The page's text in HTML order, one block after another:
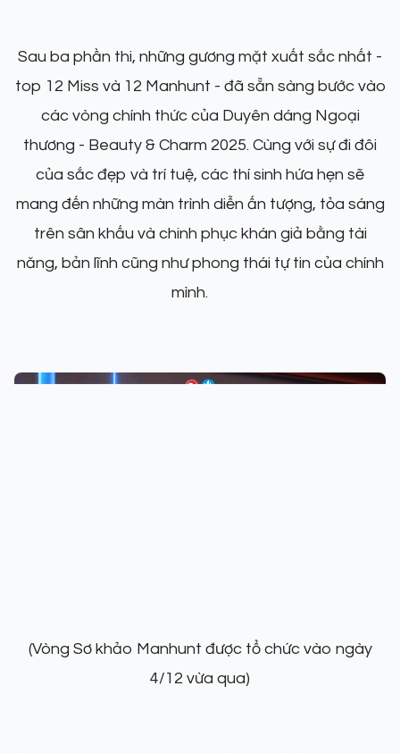
Sau ba phần thi, những gương mặt xuất sắc nhất -
top 12 Miss và 12 Manhunt - đã sẵn sàng bước vào
các vòng chính thức của Duyên dáng Ngoại
thương - Beauty & Charm 2025. Cùng với sự đi đôi
của sắc đẹp và trí tuệ, các thí sinh hứa hẹn sẽ
mang đến những màn trình diễn ấn tượng, tỏa sáng
trên sân khấu và chinh phục khán giả bằng tài
năng, bản lĩnh cũng như phong thái tự tin của chính
mình.
(Vòng Sơ khảo Manhunt được tổ chức vào ngày
4/12 vừa qua)